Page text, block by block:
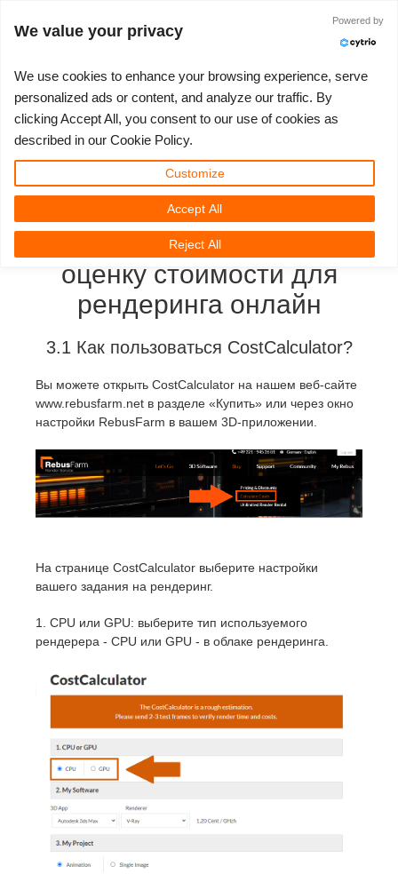
SUPPORT TICKET
Show Tickets
МОЙ REBUS
ControlCenter
Unlimited Render
Support Ticket
Инвойсы
Редактировать профиль
3D ARTIST OF THE YEAR
2023
2021
2018
2016
КОНКУРСЫ
Creative 3D Lab. Challenge
Memories Challenge
Summer Vibes 3D Challenge
СООБЩЕСТВО
Блог
RebusArt
3D Artist of the Month
3D Artist of the Year
ПОДДЕРЖКА
Видео пособия
FAQ
Служба поддержки
Соглашение о конфидециальности
ЦЕНЫ
Цены и скидки
Неограниченная аренда рендеринга
3D ПРОГРАММЫ
3ds Max
Maya
Corona
Arnold
Mental Ray
Maxwell
LightWave
НАЧАТЬ
Краткое руководство
TeamManager
Войти
Как использовать
инструменты
CostCalculator и Render
Cost Estimation, чтобы
сделать правильную
оценку стоимости для
рендеринга онлайн
3.1 Как пользоваться CostCalculator?
Вы можете открыть CostCalculator на нашем веб-сайте
www.rebusfarm.net в разделе «Купить» или через окно
настройки RebusFarm в вашем 3D-приложении.
На странице CostCalculator выберите настройки
вашего задания на рендеринг.
1. CPU или GPU: выберите тип используемого
рендерера - CPU или GPU - в облаке рендеринга.
We value your privacy
Powered by
We use cookies to enhance your browsing experience, serve
personalized ads or content, and analyze our traffic. By
clicking Accept All, you consent to our use of cookies as
described in our Cookie Policy.
Customize
Reject All
Accept All